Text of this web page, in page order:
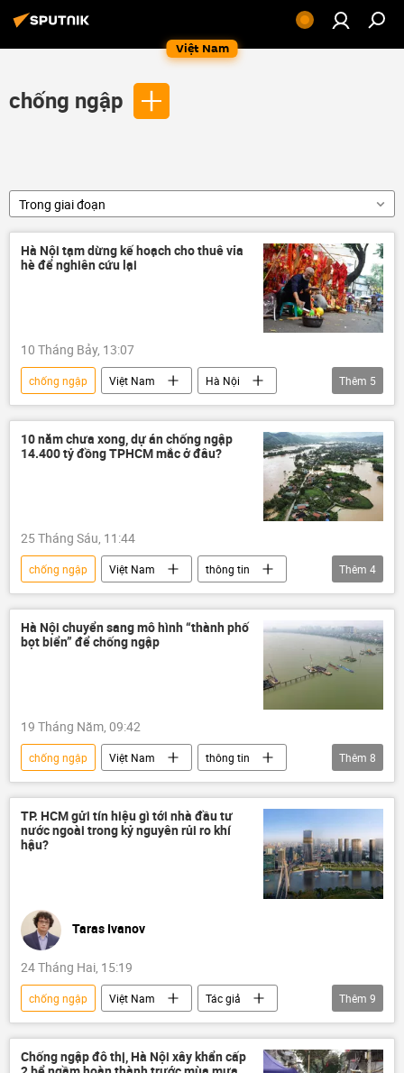
Việt Nam
chống ngập
Trong giai đoạn
Hà Nội tạm dừng kế hoạch cho thuê vỉa
hè để nghiên cứu lại
10 Tháng Bảy, 13:07
chống ngập Việt Nam
Hà Nội
Xã hội
vỉa hè
giải cứu vỉa hè
giao thông
ngập lụt
Thêm 5
10 năm chưa xong, dự án chống ngập
14.400 tỷ đồng TPHCM mắc ở đâu?
25 Tháng Sáu, 11:44
chống ngập Việt Nam
thông tin
doanh nghiệp
ngập lụt
Bộ Tài Chính VN
Chính phủ
Thêm 4
Hà Nội chuyển sang mô hình “thành phố
bọt biển” để chống ngập
19 Tháng Năm, 09:42
chống ngập Việt Nam
thông tin
Hà Nội
quy hoạch
sông Hồng
công nghệ
dự án
ngập lụt
lũ lụt
Mưa bão, lũ lụt lịch sử, thiên tai kinh hoàng ở Việt Nam
Thêm 8
TP. HCM gửi tín hiệu gì tới nhà đầu tư
nước ngoài trong kỷ nguyên rủi ro khí
hậu?
Taras Ivanov
24 Tháng Hai, 15:19
chống ngập Việt Nam
Tác giả
Quan điểm-Ý kiến
khí hậu
biến đổi khí hậu
Kinh tế
đầu tư
Thêm 9
Chống ngập đô thị, Hà Nội xây khẩn cấp